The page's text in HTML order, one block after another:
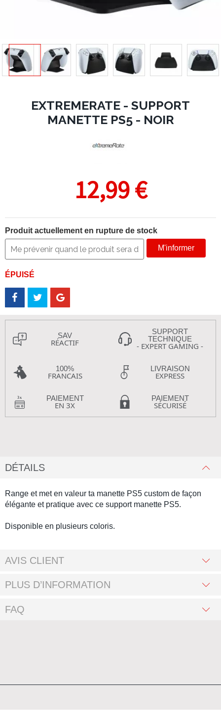
EXTREMERATE - SUPPORT
MANETTE PS5 - NOIR
12,99 €
Produit actuellement en rupture de stock
M'informer
ÉPUISÉ
SAV
RÉACTIF
SUPPORT
TECHNIQUE
- EXPERT GAMING -
100%
FRANCAIS
LIVRAISON
EXPRESS
PAIEMENT
EN 3X
PAIEMENT
SÉCURISÉ
DÉTAILS
Range et met en valeur ta manette PS5 custom de façon
élégante et pratique avec ce support manette PS5.
Disponible en plusieurs coloris.
AVIS CLIENT
PLUS D’INFORMATION
FAQ